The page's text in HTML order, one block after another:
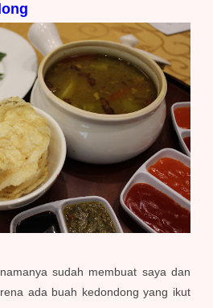
sudah membuat saya dan
ada buah kedondong yang ikut